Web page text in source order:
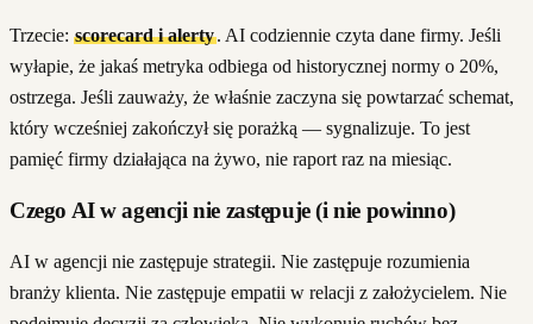
Trzecie: scorecard i alerty. AI codziennie czyta dane firmy. Jeśli
wyłapie, że jakaś metryka odbiega od historycznej normy o 20%,
ostrzega. Jeśli zauważy, że właśnie zaczyna się powtarzać schemat,
który wcześniej zakończył się porażką — sygnalizuje. To jest
pamięć firmy działająca na żywo, nie raport raz na miesiąc.
Czego AI w agencji nie zastępuje (i nie powinno)
AI w agencji nie zastępuje strategii. Nie zastępuje rozumienia
branży klienta. Nie zastępuje empatii w relacji z założycielem. Nie